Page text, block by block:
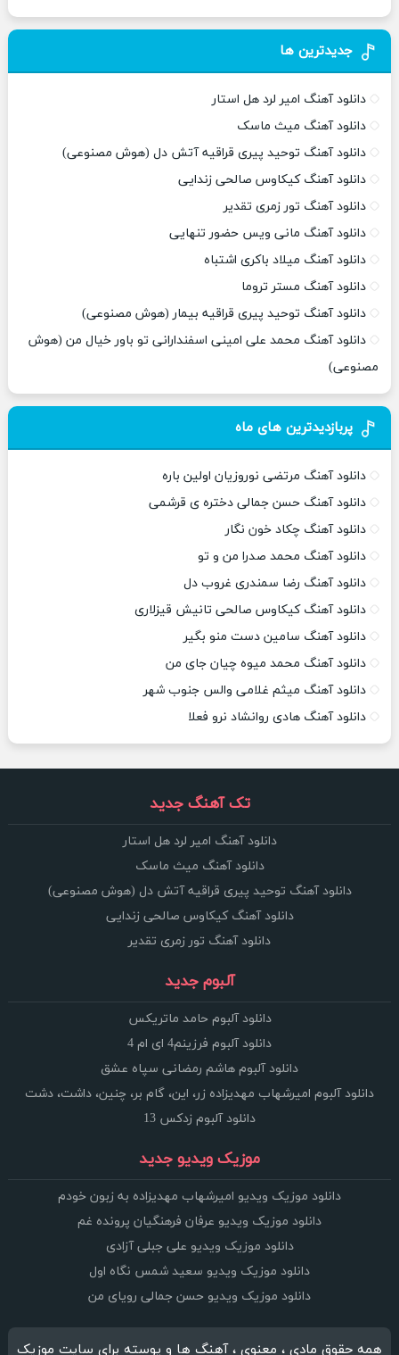
جدیدترین ها
دانلود آهنگ امیر لرد هل استار
دانلود آهنگ میث ماسک
دانلود آهنگ توحید پیری قراقیه آتش دل (هوش مصنوعی)
دانلود آهنگ کیکاوس صالحی زندایی
دانلود آهنگ تور زمری تقدیر
دانلود آهنگ مانی ویس حضور تنهایی
دانلود آهنگ میلاد باکری اشتباه
دانلود آهنگ مستر تروما
دانلود آهنگ توحید پیری قراقیه بیمار (هوش مصنوعی)
دانلود آهنگ محمد علی امینی اسفندارانی تو باور خیال من (هوش
مصنوعی)
پربازدیدترین های ماه
دانلود آهنگ مرتضی نوروزیان اولین باره
دانلود آهنگ حسن جمالی دختره ی قرشمی
دانلود آهنگ چکاد خون نگار
دانلود آهنگ محمد صدرا من و تو
دانلود آهنگ رضا سمندری غروب دل
دانلود آهنگ کیکاوس صالحی تانیش قیزلاری
دانلود آهنگ سامین دست منو بگیر
دانلود آهنگ محمد میوه چیان جای من
دانلود آهنگ میثم غلامی والس جنوب شهر
دانلود آهنگ هادی روانشاد نرو فعلا
تک آهنگ جدید
دانلود آهنگ امیر لرد هل استار
دانلود آهنگ میث ماسک
دانلود آهنگ توحید پیری قراقیه آتش دل (هوش مصنوعی)
دانلود آهنگ کیکاوس صالحی زندایی
دانلود آهنگ تور زمری تقدیر
آلبوم جدید
دانلود آلبوم حامد ماتریکس
دانلود آلبوم فرزینم4 ای ام 4
دانلود آلبوم هاشم رمضانی سپاه عشق
دانلود آلبوم امیرشهاب مهدیزاده زر، این، گام بر، چنین، داشت، دشت
دانلود آلبوم زدکس 13
موزیک ویدیو جدید
دانلود موزیک ویدیو امیرشهاب مهدیزاده به زبون خودم
دانلود موزیک ویدیو عرفان فرهنگیان پرونده غم
دانلود موزیک ویدیو علی جبلی آزادی
دانلود موزیک ویدیو سعید شمس نگاه اول
دانلود موزیک ویدیو حسن جمالی رویای من
همه حقوق مادی ، معنوی ، آهنگ ها و پوسته برای سایت موزیک